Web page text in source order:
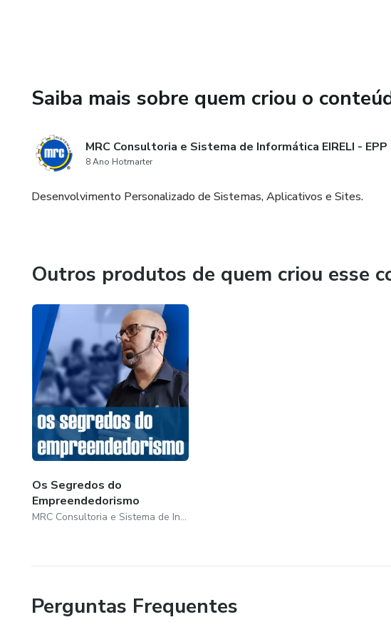
Saiba mais sobre quem criou o
MRC Consultoria e Sistema de Informática EIRELI - EPP
8 Ano Hotmarter
Desenvolvimento Personalizado de Sistemas, Aplicativos e Sites.
Outros produtos de quem criou esse
Os Segredos do
Empreendedorismo
MRC Consultoria e Sistema de Informática EIRELI - EPP
Perguntas Frequentes